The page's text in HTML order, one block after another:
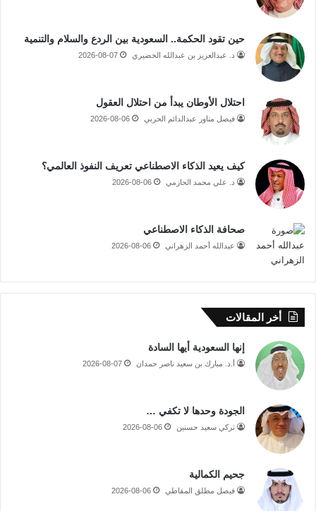
حين تقود الحكمة.. السعودية بين الردع والسلام والتنمية
د. عبدالعزيز بن عبدالله الخضيري 2026-08-07
احتلال الأوطان يبدأ من احتلال العقول
فيصل مناور عبدالدائم الحربي 2026-08-06
كيف يعيد الذكاء الاصطناعي تعريف النفوذ العالمي؟
د. علي محمد الحازمي 2026-08-06
صحافة الذكاء الاصطناعي
عبدالله أحمد الزهراني 2026-08-06
أخر المقالات
إنها السعودية أيها السادة
أ.د. مبارك بن سعيد ناصر حمدان 2026-08-07
الجودة وحدها لا تكفي …
تركي سعيد حسنين 2026-08-06
جحيم الكمالية
فيصل مطلق المقاطي 2026-08-06